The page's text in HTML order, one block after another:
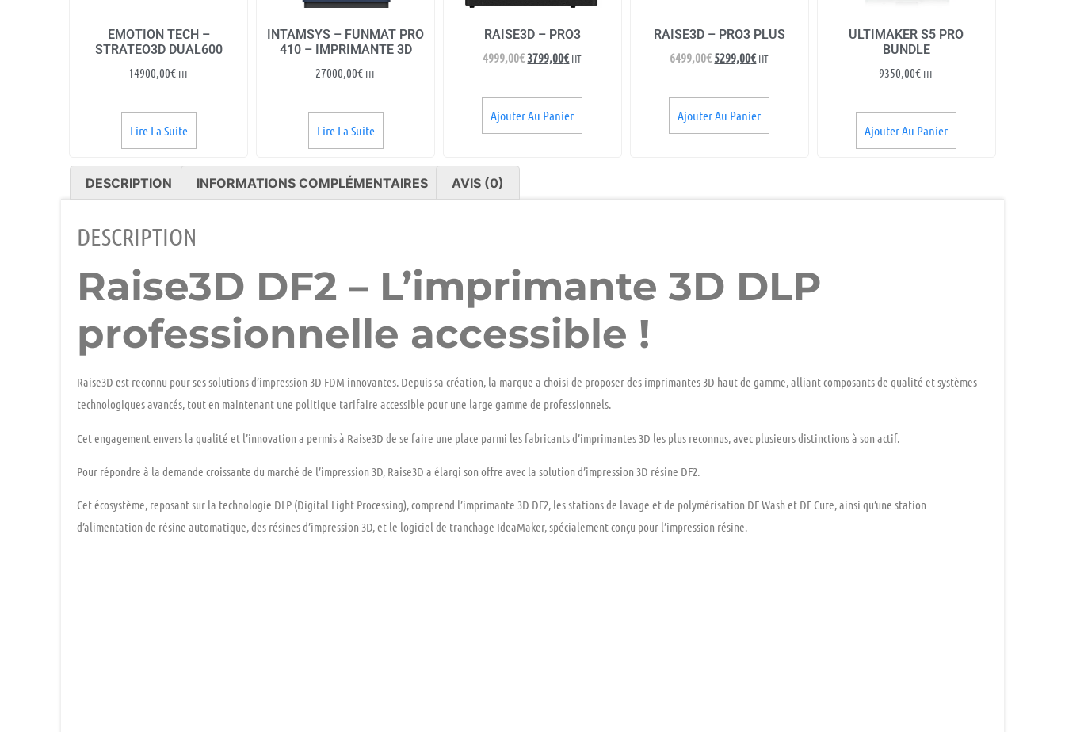
EMOTION TECH –
STRATEO3D DUAL600
14900,00€ HT
Lire La Suite
INTAMSYS – FUNMAT PRO
410 – IMPRIMANTE 3D
27000,00€ HT
Lire La Suite
RAISE3D – PRO3
4999,00€3799,00€ HT
Ajouter Au Panier
RAISE3D – PRO3 PLUS
6499,00€5299,00€ HT
Ajouter Au Panier
ULTIMAKER S5 PRO
BUNDLE
9350,00€ HT
Ajouter Au Panier
DESCRIPTION INFORMATIONS COMPLÉMENTAIRES AVIS (0)
DESCRIPTION
Raise3D DF2 – L’imprimante 3D DLP
professionnelle accessible !
Raise3D est reconnu pour ses solutions d’impression 3D FDM innovantes. Depuis sa création, la marque a choisi de proposer des imprimantes 3D haut de gamme, alliant composants de qualité et systèmes
technologiques avancés, tout en maintenant une politique tarifaire accessible pour une large gamme de professionnels.
Cet engagement envers la qualité et l’innovation a permis à Raise3D de se faire une place parmi les fabricants d’imprimantes 3D les plus reconnus, avec plusieurs distinctions à son actif.
Pour répondre à la demande croissante du marché de l’impression 3D, Raise3D a élargi son offre avec la solution d’impression 3D résine DF2.
Cet écosystème, reposant sur la technologie DLP (Digital Light Processing), comprend l’imprimante 3D DF2, les stations de lavage et de polymérisation DF Wash et DF Cure, ainsi qu’une station
d’alimentation de résine automatique, des résines d’impression 3D, et le logiciel de tranchage IdeaMaker, spécialement conçu pour l’impression résine.